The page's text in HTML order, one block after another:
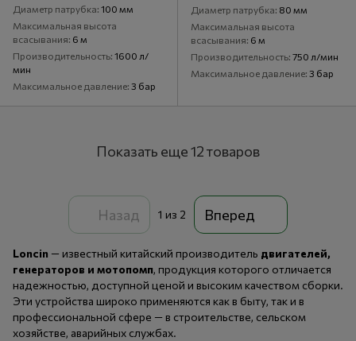
Диаметр патрубка 100 мм
Максимальная высота
всасывания 6 м
Производительность 1600 л/
мин
Максимальное давление 3 бар
Диаметр патрубка 80 мм
Максимальная высота
всасывания 6 м
Производительность 750 л/мин
Максимальное давление 3 бар
Показать еще 12 товаров
Назад 1 из 2 Вперед
Loncin — известный китайский производитель двигателей,
генераторов и мотопомп, продукция которого отличается
надежностью, доступной ценой и высоким качеством сборки.
Эти устройства широко применяются как в быту, так и в
профессиональной сфере — в строительстве, сельском
хозяйстве, аварийных службах.